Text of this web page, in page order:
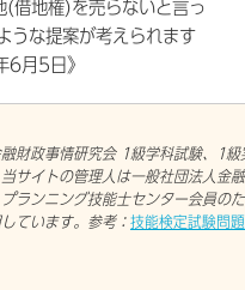
(借地権)を売らないと言っ
うな提案が考えられます
月5日》
財政事情研究会 1級学科試験、1級
サイトの管理人は一般社団法人金
ランニング技能士センター会員の
ています。参考： 技能検定試験問